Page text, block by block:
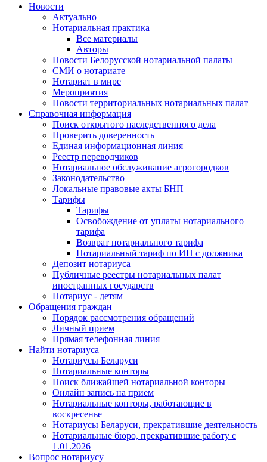
Новости
Актуально
Нотариальная практика
Все материалы
Авторы
Новости Белорусской нотариальной палаты
СМИ о нотариате
Нотариат в мире
Мероприятия
Новости территориальных нотариальных палат
Справочная информация
Поиск открытого наследственного дела
Проверить доверенность
Единая информационная линия
Реестр переводчиков
Нотариальное обслуживание агрогородков
Законодательство
Локальные правовые акты БНП
Тарифы
Тарифы
Освобождение от уплаты нотариального
тарифа
Возврат нотариального тарифа
Нотариальный тариф по ИН с должника
Депозит нотариуса
Публичные реестры нотариальных палат
иностранных государств
Нотариус - детям
Обращения граждан
Порядок рассмотрения обращений
Личный прием
Прямая телефонная линия
Найти нотариуса
Нотариусы Беларуси
Нотариальные конторы
Поиск ближайшей нотариальной конторы
Онлайн запись на прием
Нотариальные конторы, работающие в
воскресенье
Нотариусы Беларуси, прекратившие деятельность
Нотариальные бюро, прекратившие работу с
1.01.2026
Вопрос нотариусу